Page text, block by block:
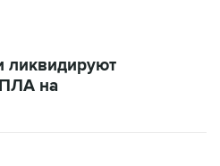
ликвидируют
на